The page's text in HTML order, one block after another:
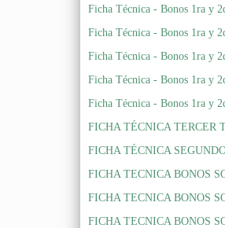
Ficha Técnica - Bonos 1ra y
Ficha Técnica - Bonos 1ra y
Ficha Técnica - Bonos 1ra y
Ficha Técnica - Bonos 1ra y
Ficha Técnica - Bonos 1ra y
FICHA TÉCNICA TERCER
FICHA TÉCNICA
FICHA TECNICA BONOS
FICHA TECNICA BONOS
FICHA TECNICA BONOS